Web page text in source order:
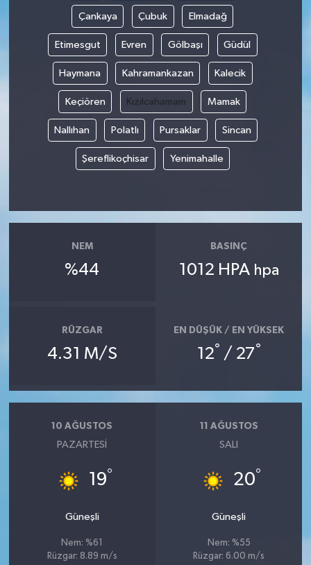
Çankaya Çubuk Elmadağ
Etimesgut Evren Gölbaşı Güdül
Haymana Kahramankazan Kalecik
Keçiören Kızılcahamam Mamak
Nallıhan Polatlı Pursaklar Sincan
Şereflikoçhisar Yenimahalle
NEM
%44
BASINÇ
1012 HPA hpa
RÜZGAR
4.31 M/S
EN DÜŞÜK / EN YÜKSEK
12° / 27°
10 AĞUSTOS
PAZARTESI
19°
Güneşli
Nem: %61
Rüzgar: 8.89 m/s
11 AĞUSTOS
SALI
20°
Güneşli
Nem: %55
Rüzgar: 6.00 m/s